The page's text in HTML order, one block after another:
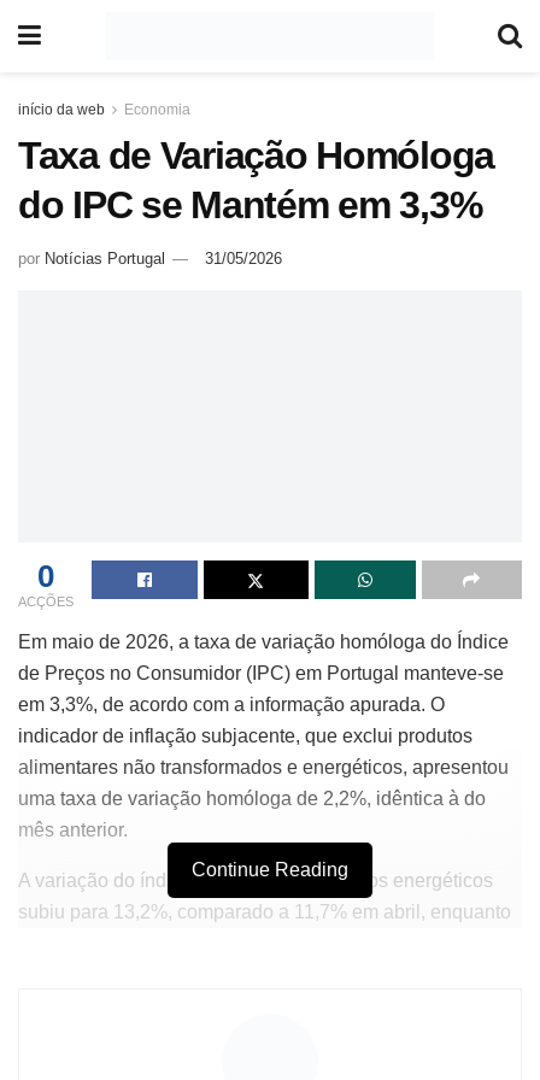
início da web Economia
Taxa de Variação Homóloga
do IPC se Mantém em 3,3%
por Notícias Portugal 31/05/2026
0
ACÇÕES
Em maio de 2026, a taxa de variação homóloga do Índice
de Preços no Consumidor (IPC) em Portugal manteve-se
em 3,3%, de acordo com a informação apurada. O
indicador de inflação subjacente, que exclui produtos
alimentares não transformados e energéticos, apresentou
uma taxa de variação homóloga de 2,2%, idêntica à do
mês anterior.
A variação do índice referente aos produtos energéticos
subiu para 13,2%, comparado a 11,7% em abril, enquanto
Continue Reading